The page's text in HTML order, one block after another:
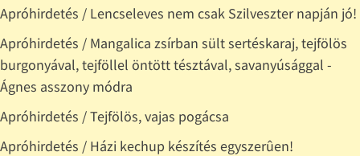
Apróhirdetés / Lencseleves nem csak Szilveszter napján jó!
Apróhirdetés / Mangalica zsírban sült sertéskaraj, tejfölös
burgonyával, tejföllel öntött tésztával, savanyúsággal -
Ágnes asszony módra
Apróhirdetés / Tejfölös, vajas pogácsa
Apróhirdetés / Házi kechup készítés egyszerûen!